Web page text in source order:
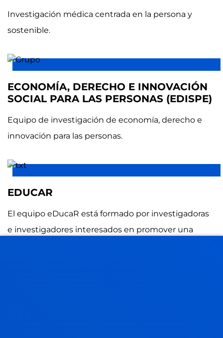
Investigación médica centrada en la persona y
sostenible.
ECONOMÍA, DERECHO E INNOVACIÓN
SOCIAL PARA LAS PERSONAS (EDISPE)
Equipo de investigación de economía, derecho e
innovación para las personas.
EDUCAR
El equipo eDucaR está formado por investigadoras
e investigadores interesados en promover una